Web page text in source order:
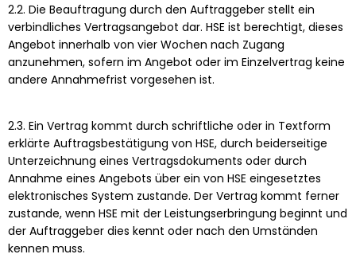
2.2. Die Beauftragung durch den Auftraggeber stellt ein
verbindliches Vertragsangebot dar. HSE ist berechtigt, dieses
Angebot innerhalb von vier Wochen nach Zugang
anzunehmen, sofern im Angebot oder im Einzelvertrag keine
andere Annahmefrist vorgesehen ist.
2.3. Ein Vertrag kommt durch schriftliche oder in Textform
erklärte Auftragsbestätigung von HSE, durch beiderseitige
Unterzeichnung eines Vertragsdokuments oder durch
Annahme eines Angebots über ein von HSE eingesetztes
elektronisches System zustande. Der Vertrag kommt ferner
zustande, wenn HSE mit der Leistungserbringung beginnt und
der Auftraggeber dies kennt oder nach den Umständen
kennen muss.